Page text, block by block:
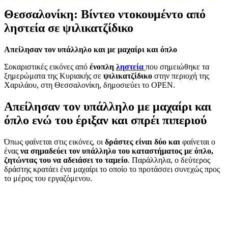
Θεσσαλονίκη: Βίντεο ντοκουμέντο από
ληστεία σε ψιλικατζίδικο
Απείλησαν τον υπάλληλο και με μαχαίρι και όπλο
Σοκαριστικές εικόνες από ένοπλη ληστεία που σημειώθηκε τα
ξημερώματα της Κυριακής σε ψιλικατζίδικο στην περιοχή της
Χαριλάου, στη Θεσσαλονίκη, δημοσιεύει το OPEN.
Απείλησαν τον υπάλληλο με μαχαίρι και
όπλο ενώ του έριξαν και σπρέι πιπεριού
Όπως φαίνεται στις εικόνες, οι δράστες είναι δύο και φαίνεται ο
ένας να σημαδεύει τον υπάλληλο του καταστήματος με όπλο,
ζητώντας του να αδειάσει το ταμείο. Παράλληλα, ο δεύτερος
δράστης κρατάει ένα μαχαίρι το οποίο το προτάσσει συνεχώς προς
το μέρος του εργαζόμενου.